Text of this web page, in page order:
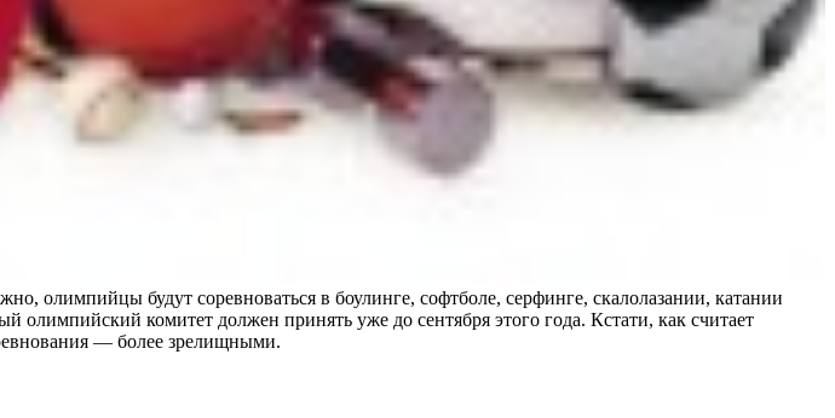
олимпийцы будут соревноваться в боулинге, софтболе, серфинге, скалолазании, катании
комитет должен принять уже до сентября этого года. Кстати, как считает
— более зрелищными.